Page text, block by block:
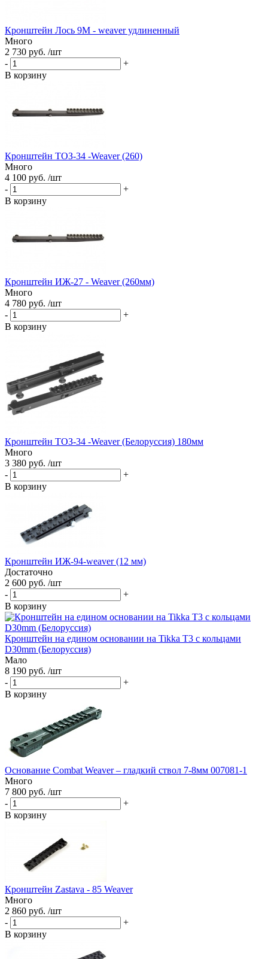
Кронштейн Лось 9М - weaver удлиненный
Много
2 730 руб. /шт
-
+
В корзину
Кронштейн ТОЗ-34 -Weaver (260)
Много
4 100 руб. /шт
-
+
В корзину
Кронштейн ИЖ-27 - Weaver (260мм)
Много
4 780 руб. /шт
-
+
В корзину
Кронштейн ТОЗ-34 -Weaver (Белоруссия) 180мм
Много
3 380 руб. /шт
-
+
В корзину
Кронштейн ИЖ-94-weaver (12 мм)
Достаточно
2 600 руб. /шт
-
+
В корзину
Кронштейн на едином основании на Tikka T3 c кольцами
D30mm (Белоруссия)
Мало
8 190 руб. /шт
-
+
В корзину
Основание Combat Weaver – гладкий ствол 7-8мм 007081-1
Много
7 800 руб. /шт
-
+
В корзину
Кронштейн Zastava - 85 Weaver
Много
2 860 руб. /шт
-
+
В корзину